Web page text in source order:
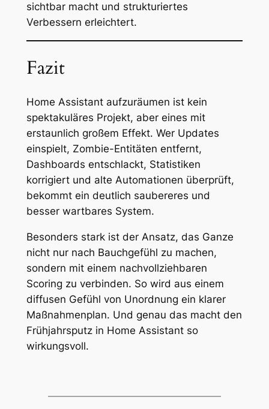
sichtbar macht und strukturiertes
Verbessern erleichtert.
Fazit
Home Assistant aufzuräumen ist kein
spektakuläres Projekt, aber eines mit
erstaunlich großem Effekt. Wer Updates
einspielt, Zombie-Entitäten entfernt,
Dashboards entschlackt, Statistiken
korrigiert und alte Automationen überprüft,
bekommt ein deutlich saubereres und
besser wartbares System.
Besonders stark ist der Ansatz, das Ganze
nicht nur nach Bauchgefühl zu machen,
sondern mit einem nachvollziehbaren
Scoring zu verbinden. So wird aus einem
diffusen Gefühl von Unordnung ein klarer
Maßnahmenplan. Und genau das macht den
Frühjahrsputz in Home Assistant so
wirkungsvoll.